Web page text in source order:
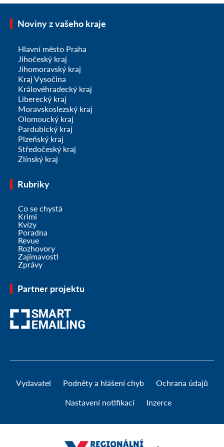
Noviny z vašeho kraje
Hlavní město Praha
Jihočeský kraj
Jihomoravský kraj
Kraj Vysočina
Královéhradecký kraj
Liberecký kraj
Moravskoslezský kraj
Olomoucký kraj
Pardubický kraj
Plzeňský kraj
Středočeský kraj
Zlínský kraj
Rubriky
Co se chystá
Krimi
Kvízy
Poradna
Revue
Rozhovory
Zajímavosti
Zprávy
Partner projektu
Vydavatel Podněty a hlášení chyb Ochrana údajů
Nastavení notifikací Inzerce